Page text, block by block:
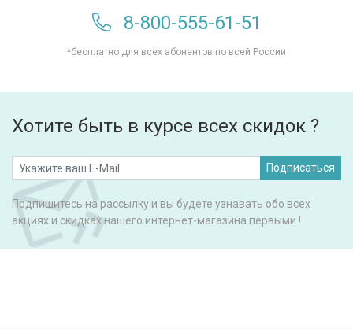
8-800-555-61-51
*бесплатно для всех абонентов по всей России
Хотите быть в курсе всех скидок ?
Подписаться
Подпишитесь на рассылку и вы будете узнавать обо всех
акциях и скидках нашего интернет-магазина первыми !